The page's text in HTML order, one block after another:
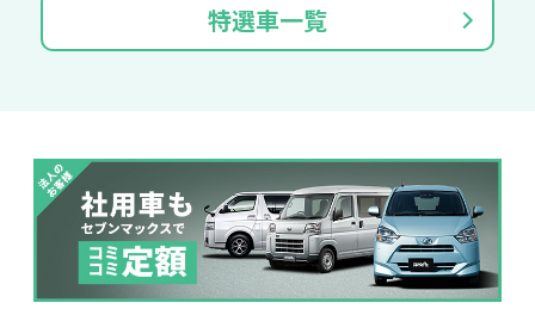
落書き
バンパー
破損
※たすカッターをご利用頂く場合、免責金額が１回あたり5,000円
掛かります。
特選車一覧